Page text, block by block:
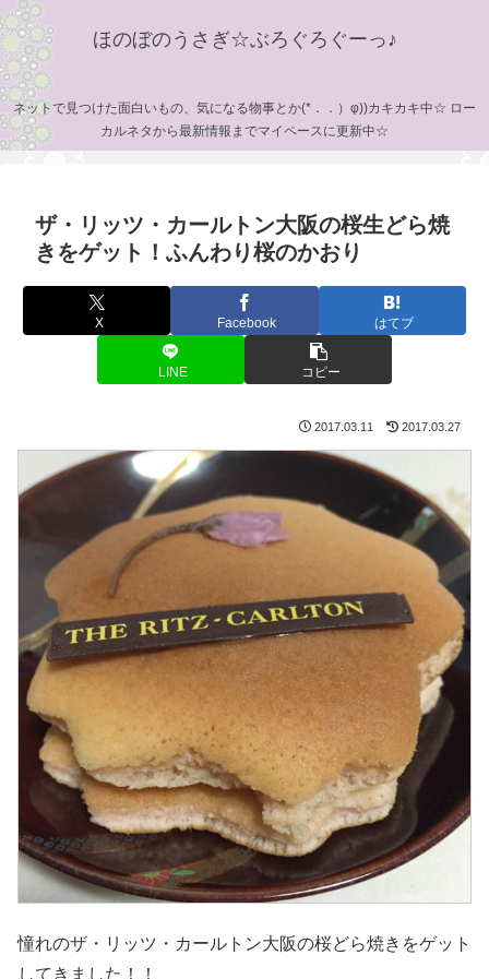
ほのぼのうさぎ☆ぶろぐろぐーっ♪
ネットで見つけた面白いもの、気になる物事とか(*．．）φ))カキカキ中☆ ロー
カルネタから最新情報までマイペースに更新中☆
ザ・リッツ・カールトン大阪の桜生どら焼
きをゲット！ふんわり桜のかおり
X Facebook はてブ
LINE コピー
2017.03.11 2017.03.27
憧れのザ・リッツ・カールトン大阪の桜どら焼きをゲット
してきました！！